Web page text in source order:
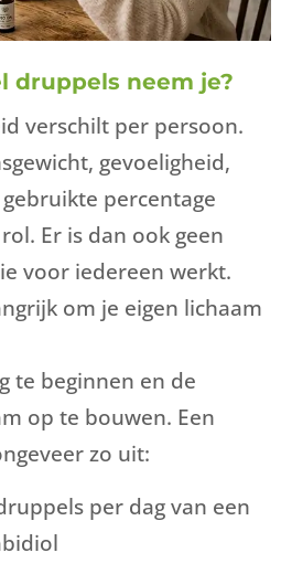
druppels neem je?
verschilt per persoon.
gevoeligheid,
percentage
Er is dan ook geen
voor iedereen werkt.
om je eigen lichaam
te beginnen en de
op te bouwen. Een
zo uit:
per dag van een